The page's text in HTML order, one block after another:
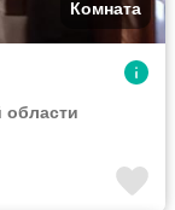
Комната
области